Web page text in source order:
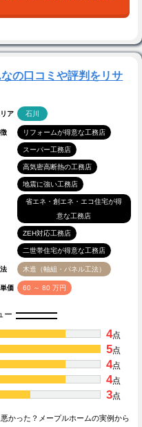
の口コミや評判をリサ
ア 石川
リフォームが得意な工務店
スーパー工務店
高気密高断熱の工務店
地震に強い工務店
省エネ・創エネ・エコ住宅が得
意な工務店
ZEH対応工務店
二世帯住宅が得意な工務店
木造（軸組・パネル工法）
価 60 ～ 80 万円
ー
4点
5点
4点
4点
3点
かった？メープルホームの実例から